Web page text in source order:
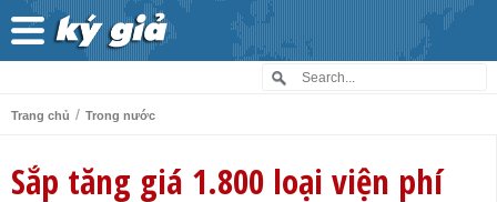
Trang chủ / Trong nước
Sắp tăng giá 1.800 loại viện phí